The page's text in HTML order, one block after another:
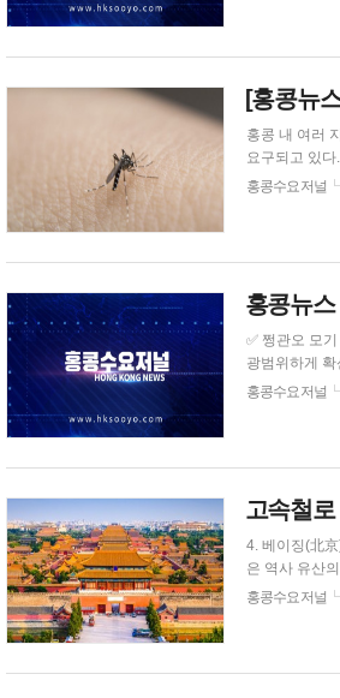
[홍콩뉴
홍콩 내 여러
요구되고 있다.
쩡관오 북부
홍콩수요저널
홍콩뉴스
✅ 쩡관오 모기 지수 최고치, 뎅기열 위험
광범위하게
높은 수치를 기록했다. 홍콩 식품환경위생서는 쩡관오 북부의 최신 흰줄숲모기 유충
홍콩수요저널
고속철
4. 베이징(北京) — 제국의 역사와
은 역사 유산
을이 베이징 여
홍콩수요저널